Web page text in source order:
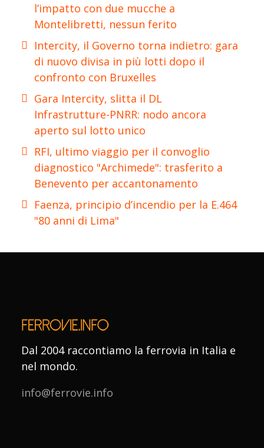
l’impatto con due mucche a
Montelibretti, nessun ferito
Intercity, il Governo torna indietro: gara
di nuovo divisa in più lotti dopo il
confronto con Bruxelles
Gara Intercity, slitta il DL
Infrastrutture-PNRR: nodo ancora
aperto sul lotto unico
RFI, ultimo viaggio per il convoglio
diagnostico "Archimede": trasferito a
Benevento per accantonamento
Faenza, principio d’incendio per la E.464
"80 anni di Lima"
Dal 2004 raccontiamo la ferrovia in Italia e
nel mondo.
info@ferrovie.info